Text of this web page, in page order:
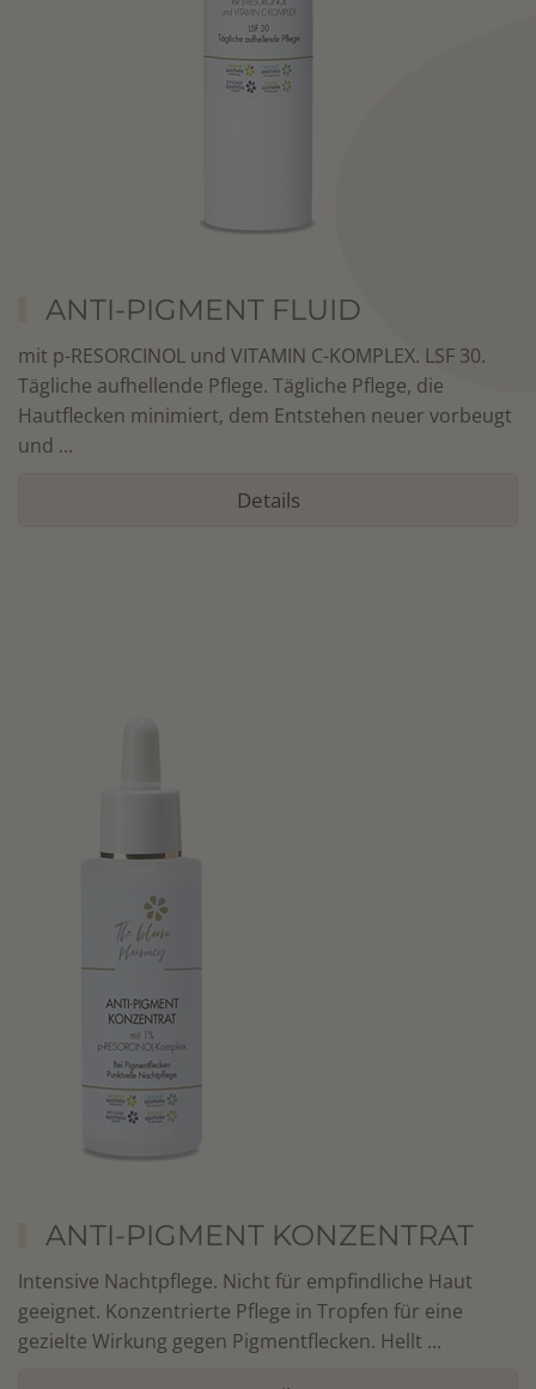
ANTI-PIGMENT FLUID
mit p-RESORCINOL und VITAMIN C-KOMPLEX. LSF 30.
Tägliche aufhellende Pflege. Tägliche Pflege, die
Hautflecken minimiert, dem Entstehen neuer vorbeugt
und ...
Details
ANTI-PIGMENT KONZENTRAT
Intensive Nachtpflege. Nicht für empfindliche Haut
geeignet. Konzentrierte Pflege in Tropfen für eine
gezielte Wirkung gegen Pigmentflecken. Hellt ...